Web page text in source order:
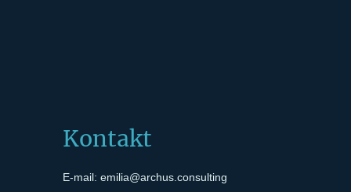
Kontakt
E-mail: emilia@archus.consulting